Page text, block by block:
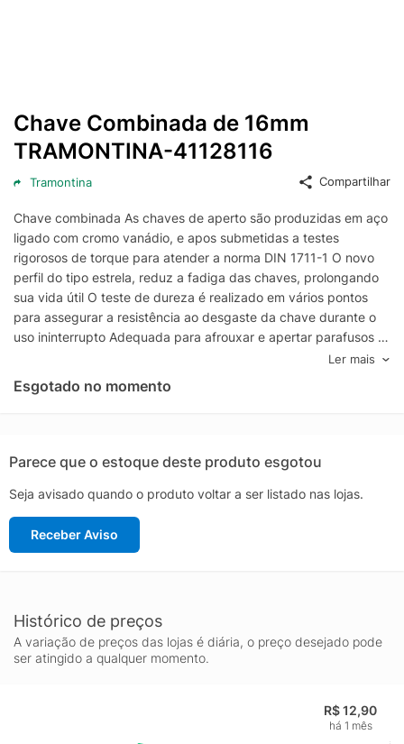
Chave Combinada de 16mm
TRAMONTINA-41128116
Tramontina Compartilhar
Chave combinada As chaves de aperto são produzidas em aço
ligado com cromo vanádio, e apos submetidas a testes
rigorosos de torque para atender a norma DIN 1711-1 O novo
perfil do tipo estrela, reduz a fadiga das chaves, prolongando
sua vida útil O teste de dureza é realizado em vários pontos
para assegurar a resistência ao desgaste da chave durante o
uso ininterrupto Adequada para afrouxar e apertar parafusos e
porcas sextavadas e quadradas Tamanho: 16mm Garantia: 12
meses (3 meses de garantia legal por lei, contando a partir da
data de emissão da Nota Fiscal de Venda e 9 meses de
Ler mais
Esgotado no momento
Parece que o estoque deste produto esgotou
Seja avisado quando o produto voltar a ser listado nas lojas.
Receber Aviso
Histórico de preços
A variação de preços das lojas é diária, o preço desejado pode
ser atingido a qualquer momento.
R$ 12,90
há 1 mês